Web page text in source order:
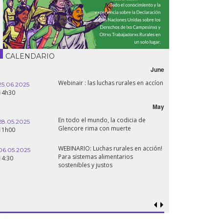
CALENDARIO
June
Webinair : las luchas rurales en accíon
May
En todo el mundo, la codicia de
Glencore rima con muerte
WEBINARIO: Luchas rurales en acción!
Para sistemas alimentarios
sostenibles y justos